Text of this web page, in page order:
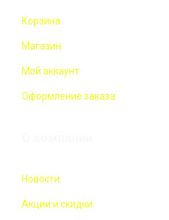
Корзина
Магазин
Мой аккаунт
Оформление заказа
Новости
Акции и скидки